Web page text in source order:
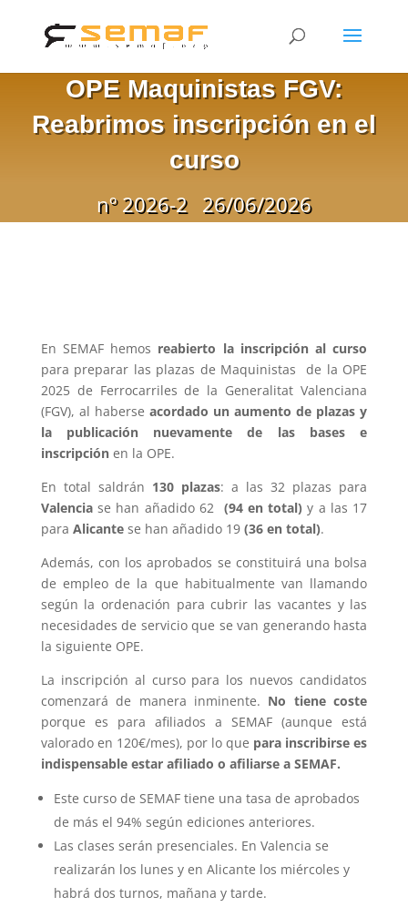
OPE Maquinistas FGV:
Reabrimos inscripción en el
curso
nº 2026-2 26/06/2026
En SEMAF hemos reabierto la inscripción al curso
para preparar las plazas de Maquinistas de la OPE
2025 de Ferrocarriles de la Generalitat Valenciana
(FGV), al haberse acordado un aumento de plazas y
la publicación nuevamente de las bases e
inscripciónen la OPE.
En total saldrán 130 plazas: a las 32 plazas para
Valenciase han añadido 62 (94 en total) y a las 17
para Alicantese han añadido 19 (36 en total).
Además, con los aprobados se constituirá una bolsa
de empleo de la que habitualmente van llamando
según la ordenación para cubrir las vacantes y las
necesidades de servicio que se van generando hasta
la siguiente OPE.
La inscripción al curso para los nuevos candidatos
comenzará de manera inminente. No tiene coste
porque es para afiliados a SEMAF (aunque está
valorado en 120€/mes), por lo que para inscribirse es
indispensable estar afiliado o afiliarse a SEMAF.
Este curso de SEMAF tiene una tasa de aprobados
de más el 94% según ediciones anteriores.
Las clases serán presenciales. En Valencia se
realizarán los lunes y en Alicante los miércoles y
habrá dos turnos, mañana y tarde.